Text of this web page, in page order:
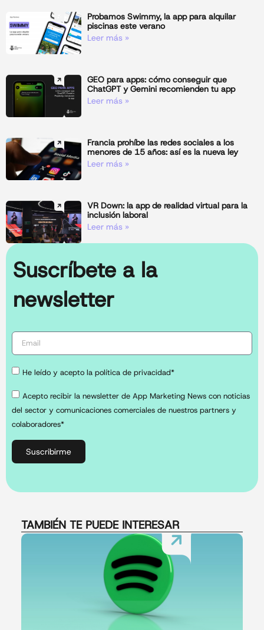
Probamos Swimmy, la app para alquilar
piscinas este verano
Leer más »
GEO para apps: cómo conseguir que
ChatGPT y Gemini recomienden tu app
Leer más »
Francia prohíbe las redes sociales a los
menores de 15 años: así es la nueva ley
Leer más »
VR Down: la app de realidad virtual para la
inclusión laboral
Leer más »
Suscríbete a la
newsletter
He leído y acepto la política de privacidad*
Acepto recibir la newsletter de App Marketing News con noticias
del sector y comunicaciones comerciales de nuestros partners y
colaboradores*
Suscribirme
TAMBIÉN TE PUEDE INTERESAR